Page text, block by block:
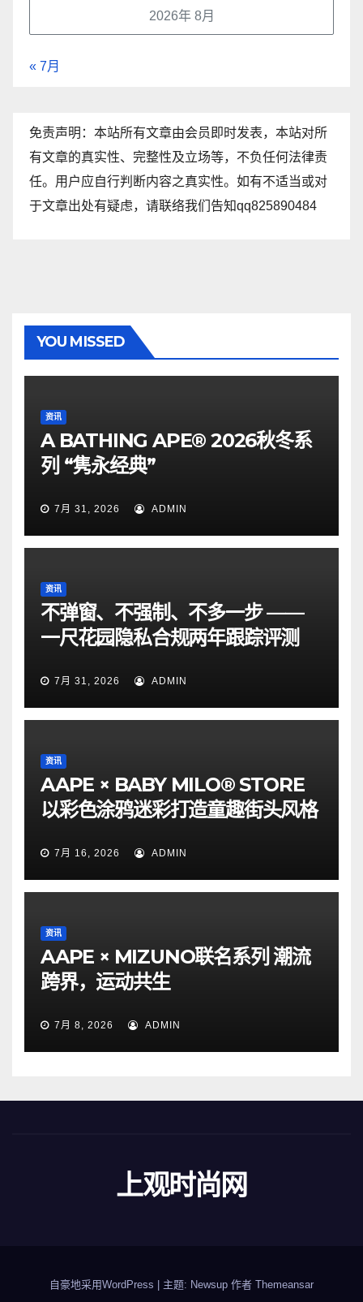
2026年 8月
« 7月
免责声明：本站所有文章由会员即时发表，本站对所
有文章的真实性、完整性及立场等，不负任何法律责
任。用户应自行判断内容之真实性。如有不适当或对
于文章出处有疑虑，请联络我们告知qq825890484
YOU MISSED
资讯
A BATHING APE® 2026秋冬系
列 “隽永经典”
7月 31, 2026 ADMIN
资讯
不弹窗、不强制、不多一步 ——
一尺花园隐私合规两年跟踪评测
7月 31, 2026 ADMIN
资讯
AAPE × BABY MILO® STORE
以彩色涂鸦迷彩打造童趣街头风格
7月 16, 2026 ADMIN
资讯
AAPE × MIZUNO联名系列 潮流
跨界，运动共生
7月 8, 2026 ADMIN
上观时尚网
自豪地采用WordPress 主题: Newsup 作者 Themeansar